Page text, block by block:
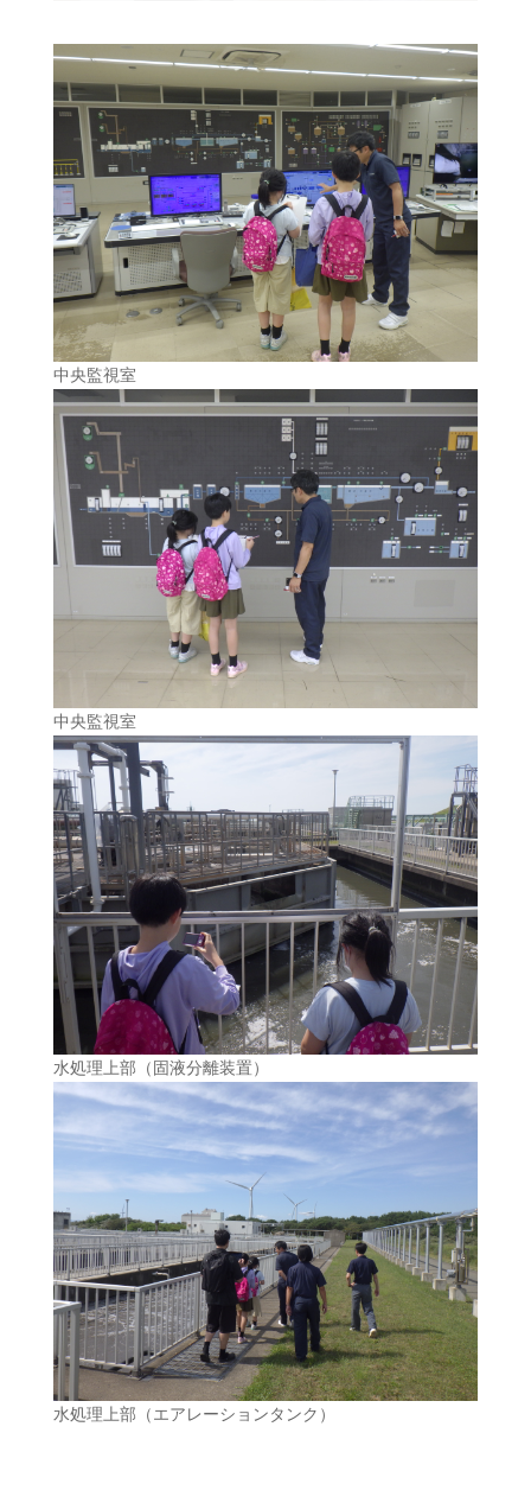
中央監視室
中央監視室
水処理上部（固液分離装置）
水処理上部（エアレーションタンク）